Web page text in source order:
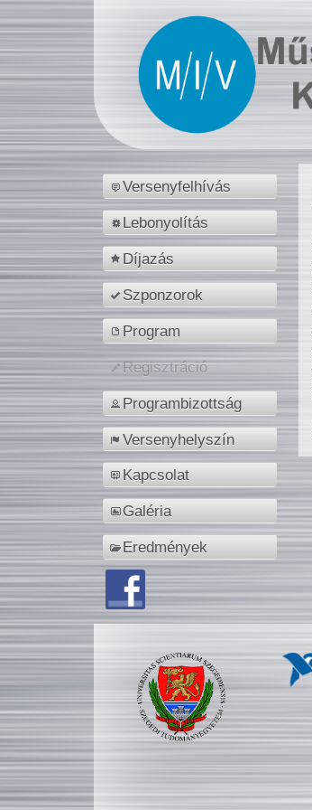
Versenyfelhívás
Lebonyolítás
Díjazás
Szponzorok
Program
Regisztráció
Programbizottság
Versenyhelyszín
Kapcsolat
Galéria
Eredmények